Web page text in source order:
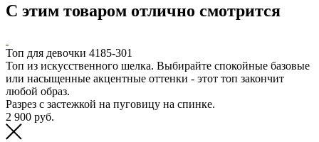
С этим товаром отлично смотрится
Топ для девочки 4185-301
Топ из искусственного шелка. Выбирайте спокойные базовые
или насыщенные акцентные оттенки - этот топ закончит
любой образ.
Разрез с застежкой на пуговицу на спинке.
2 900 руб.